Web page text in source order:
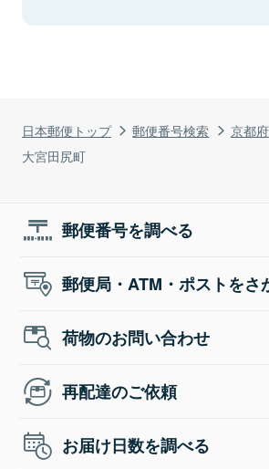
日本郵便トップ 郵便番号検索 京都府
大宮田尻町
郵便番号を調べる
郵便局・ATM・ポストをさ
荷物のお問い合わせ
再配達のご依頼
お届け日数を調べる